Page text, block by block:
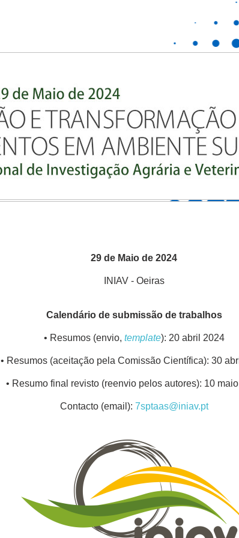
29 de Maio de 2024
INIAV - Oeiras
Calendário de submissão de trabalhos
• Resumos (envio, template): 20 abril 2024
• Resumos (aceitação pela Comissão Científica): 30
• Resumo final revisto (reenvio pelos autores): 10
Contacto (email): 7sptaas@iniav.pt